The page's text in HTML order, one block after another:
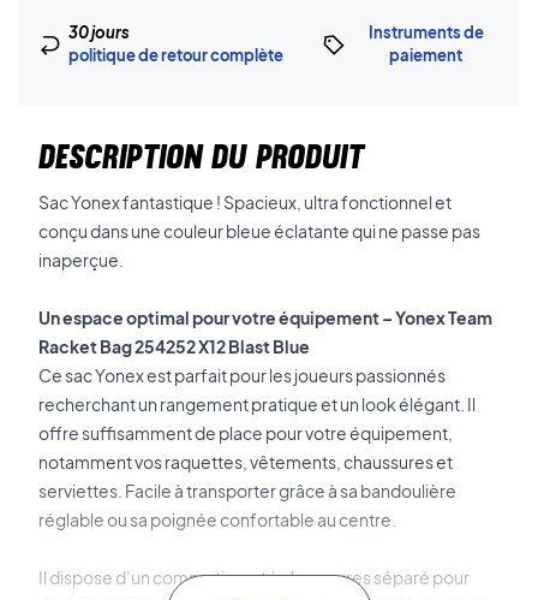
30 jours
politique de retour complète
Instruments de
paiement
DESCRIPTION DU PRODUIT
Sac Yonex fantastique ! Spacieux, ultra fonctionnel et
conçu dans une couleur bleue éclatante qui ne passe pas
inaperçue.
Un espace optimal pour votre équipement – Yonex Team
Racket Bag 254252 X12 Blast Blue
Ce sac Yonex est parfait pour les joueurs passionnés
recherchant un rangement pratique et un look élégant. Il
offre suffisamment de place pour votre équipement,
notamment vos raquettes, vêtements, chaussures et
serviettes. Facile à transporter grâce à sa bandoulière
réglable ou sa poignée confortable au centre.
Il dispose d’un compartiment à chaussures séparé pour